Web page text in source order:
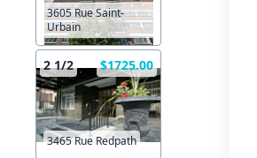
3605 Rue Saint-
Urbain
2 1/2 $1725.00
3465 Rue Redpath